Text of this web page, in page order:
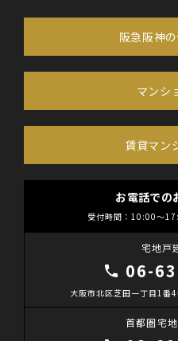
阪急阪神
マンシ
賃貸マン
お電話での
受付時間：10:00～
宅地戸
06-
大阪市北区芝田一丁目1番
首都圏宅